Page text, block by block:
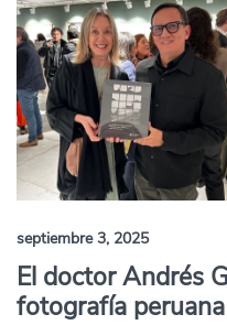
septiembre 3, 2025
El doctor Andrés
fotografía